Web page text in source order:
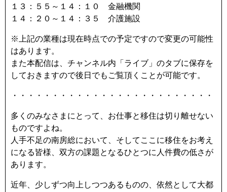
１３：５５～１４：１０ 金融機関
１４：２０～１４：３５ 介護施設
※上記の業種は現在時点での予定ですので変更の可能性
はあります。
また本配信は、チャンネル内「ライブ」のタブに保存を
しておきますので後日でもご覧頂くことが可能です。
・・・・・・・・・・・・・・・・・・・・・・・・・
多くのみなさまにとって、お仕事と移住は切り離せない
ものですよね。
人手不足の南房総において、そしてここに移住をお考え
になる皆様、双方の課題となるひとつに人件費の低さが
あります。
近年、少しずつ向上しつつあるものの、依然として大都